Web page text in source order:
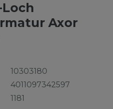
Axor
10303180
4011097342597
1181